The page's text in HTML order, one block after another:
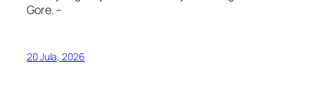
Gore. –
20 Jula, 2026